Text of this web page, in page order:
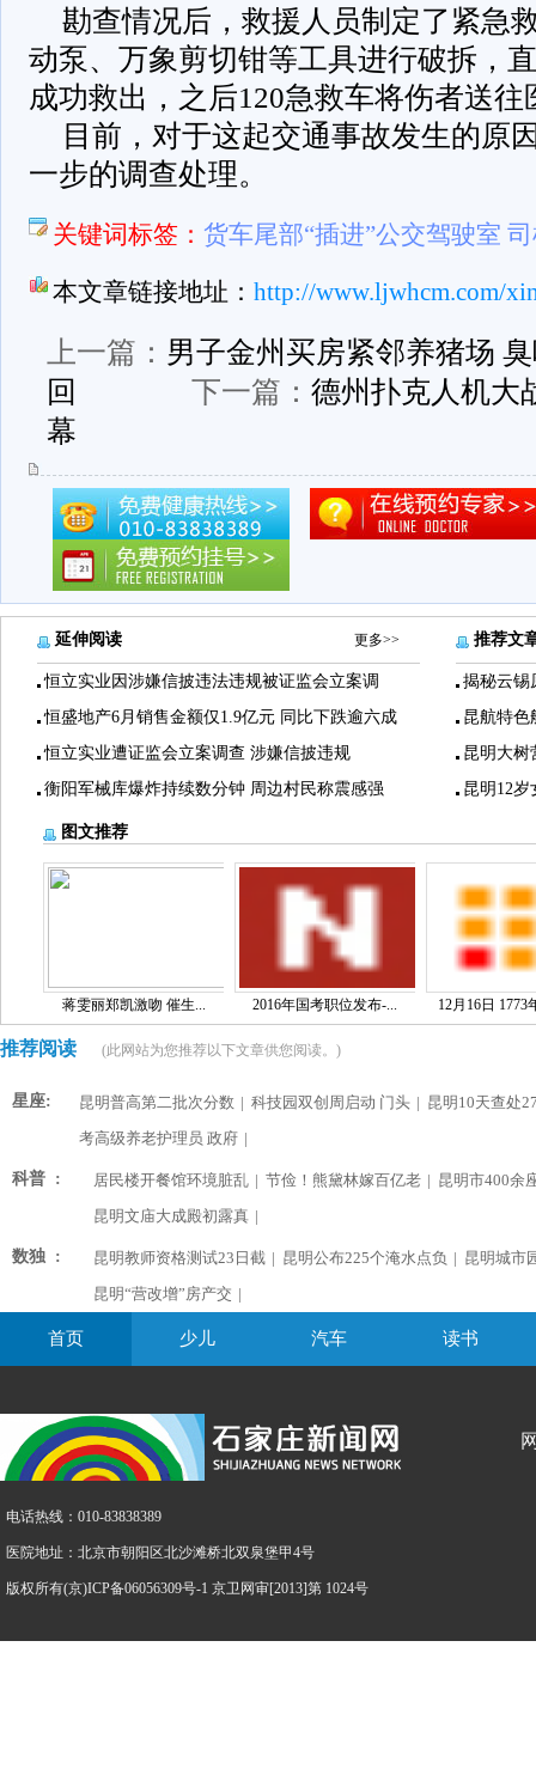
勘查情况后，救援人员制定了紧急
动泵、万象剪切钳等工具进行破拆，
成功救出，之后120急救车将伤者送往
目前，对于这起交通事故发生的原
一步的调查处理。
关键词标签： 货车尾部“插进”公交驾驶室
本文章链接地址： http://www.ljwhcm.com/
上一篇： 男子金州买房紧邻养猪场
回
下一篇： 德州扑克人机大
幕
延伸阅读 更多>>
恒立实业因涉嫌信披违法违规被证监会立案调
恒盛地产6月销售金额仅1.9亿元 同比下跌逾六成
恒立实业遭证监会立案调查 涉嫌信披违规
衡阳军械库爆炸持续数分钟 周边村民称震感强
推荐文
揭秘云锡
昆航特色
昆明大树
昆明12
图文推荐
蒋雯丽郑凯激吻 催生... 2016年国考职位发布-... 12月16日 1773
推荐阅读 (此网站为您推荐以下文章供您阅读。)
星座: 昆明普高第二批次分数 | 科技园双创周启动 门头 | 昆明10天查处
考高级养老护理员 政府 |
科普 : 居民楼开餐馆环境脏乱 | 节俭！熊黛林嫁百亿老 | 昆明市400余
昆明文庙大成殿初露真 |
数独 : 昆明教师资格测试23日截 | 昆明公布225个淹水点负 | 昆明城市
昆明“营改增”房产交 |
首页 少儿 汽车 读书
电话热线：010-83838389
医院地址：北京市朝阳区北沙滩桥北双泉堡甲4号
版权所有(京)ICP备06056309号-1 京卫网审[2013]第 1024号